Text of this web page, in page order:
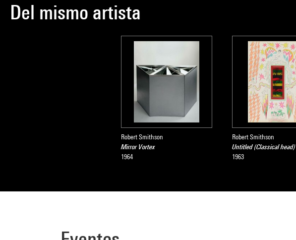
Del mismo artista
Robert Smithson
Mirror Vortex
1964
Robert Smithson
Untitled (Classical head)
1963